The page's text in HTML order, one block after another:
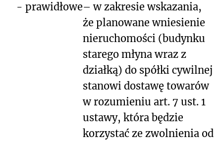
- prawidłowe– w zakresie wskazania,
że planowane wniesienie
nieruchomości (budynku
starego młyna wraz z
działką) do spółki cywilnej
stanowi dostawę towarów
w rozumieniu art. 7 ust. 1
ustawy, która będzie
korzystać ze zwolnienia od